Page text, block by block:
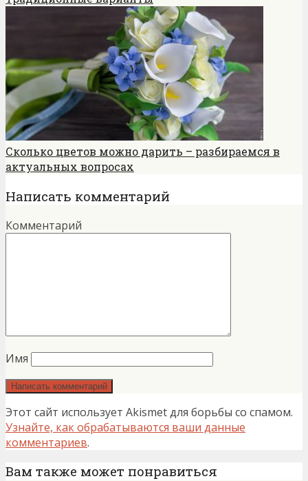
Сколько цветов можно дарить – разбираемся в
актуальных вопросах
Написать комментарий
Комментарий
Имя
Этот сайт использует Akismet для борьбы со спамом.
Узнайте, как обрабатываются ваши данные
комментариев.
Вам также может понравиться